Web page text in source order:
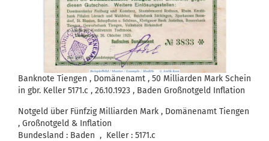
Banknote Tiengen , Domänenamt , 50 Milliarden Mark Schein
in gbr. Keller 5171.c , 26.10.1923 , Baden Großnotgeld Inflation
Notgeld über Fünfzig Milliarden Mark , Domänenamt Tiengen
, Großnotgeld & Inflation
Bundesland : Baden , Keller : 5171.c